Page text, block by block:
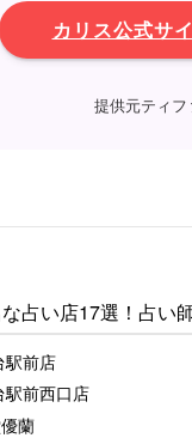
カリス公式サ
提供元ティフ
占い店17選！占い
前店
前西口店
蘭